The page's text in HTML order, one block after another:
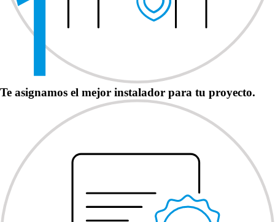
Te asignamos el mejor instalador para tu proyecto.